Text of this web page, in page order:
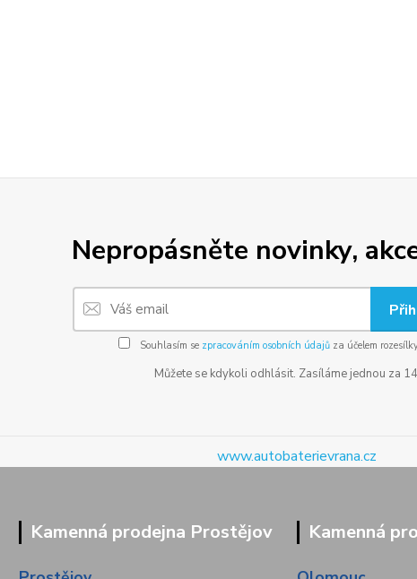
Nepropásněte novinky,
Souhlasím se zpracováním osobních údajůza účelem
Můžete se kdykoli odhlásit. Zasíláme jednou za
www.autobaterievrana.cz
Kamenná prodejna Prostějov Kamenná